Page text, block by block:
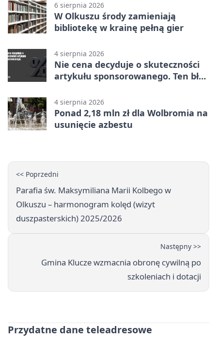
6 sierpnia 2026
W Olkuszu środy zamieniają
bibliotekę w krainę pełną gier
4 sierpnia 2026
Nie cena decyduje o skuteczności
artykułu sponsorowanego. Ten błąd
4 sierpnia 2026
Ponad 2,18 mln zł dla Wolbromia na
usunięcie azbestu
<< Poprzedni
Parafia św. Maksymiliana Marii Kolbego w
Olkuszu – harmonogram kolęd (wizyt
duszpasterskich) 2025/2026
Następny >>
Gmina Klucze wzmacnia obronę cywilną po
szkoleniach i dotacji
Przydatne dane teleadresowe